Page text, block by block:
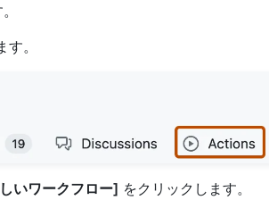
。
いワークフロー] をクリックします。